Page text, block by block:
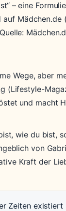
– eine
auf
Wege, aber
(Lifestyle-
und macht
wie du bist,
von
Kraft der
Zeiten